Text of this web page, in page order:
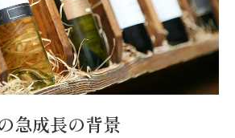
左右するウイスキーの銘柄
ージウイスキーの希少性とその価
るための保存と保管のポイント
における温度と湿度管理
急成長の背景